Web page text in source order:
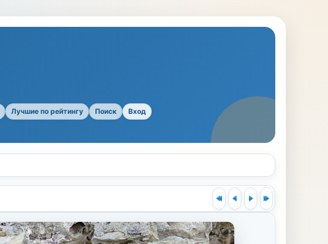
Лучшие по рейтингу Поиск Вход